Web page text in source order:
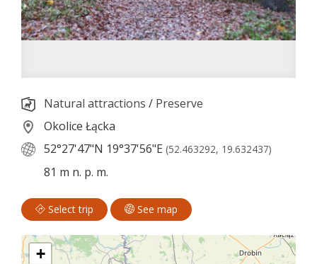
Natural attractions / Preserve
Okolice Łącka
52°27'47"N 19°37'56"E (52.463292, 19.632437)
81 m n. p. m.
Select trip See map
+